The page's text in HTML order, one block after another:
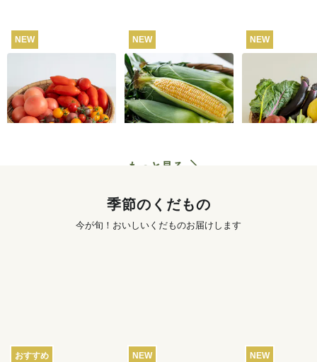
NEW
トマト食べくらべセ
ット 3kg
送料込 4,280円
NEW
【産地直送】北軽井
沢のとうもろこし 12
本
送料込 4,250円
NEW
菜セット
もっと見る
季節のくだもの
今が旬！おいしいくだものお届けします
おすすめ NEW NEW